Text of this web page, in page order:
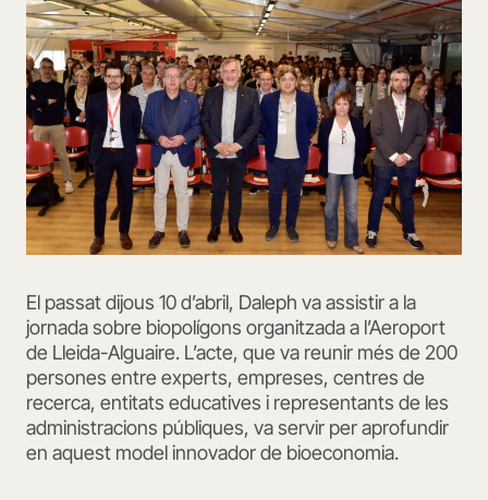
El passat dijous 10 d’abril, Daleph va assistir a la
jornada sobre biopolígons organitzada a l’Aeroport
de Lleida-Alguaire. L’acte, que va reunir més de 200
persones entre experts, empreses, centres de
recerca, entitats educatives i representants de les
administracions públiques, va servir per aprofundir
en aquest model innovador de bioeconomia.